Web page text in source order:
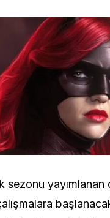
sezonu yayımlanan